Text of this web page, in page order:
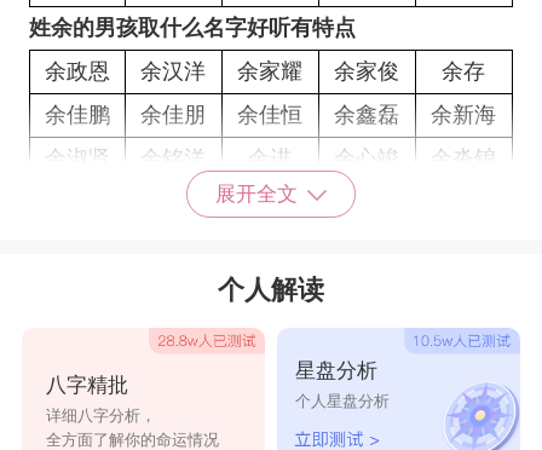
姓余的男孩取什么名字好听有特点
余政恩
余汉洋 余家耀 余家俊
余存
余佳鹏
余佳朋 余佳恒 余鑫磊
余新海
余淑贤
余铭洋 余进 余心竣
余沓锒
余武梅 余姳萱 余冠鋐
余晓凡
余戈皓 余浩臣 余齐光
余伟杰
余志致
余柏浩 余逸鸣
余温礼
余锦程
余依海
余胜蓝
展开全文
个人解读
八字精批
详细八字分析，
全方面了解你的命运情况
星盘分析
个人星盘分析